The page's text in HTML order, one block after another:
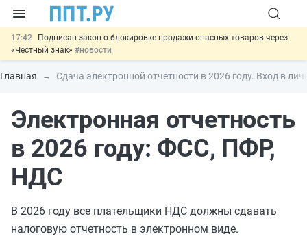
17:42
Подписан закон о блокировке продажи опасных товаров через
«Честный знак» #новости
17:17 Дистанционную работу беременных пропишут в ТК РФ#новости
15:25
счетами#новости
Разработают единые критерии трудовых и ГПХ-
отношений #новости
Главная Сдача электронной отчетности в 2026 году. Вход в
Электронная отчетность
в 2026 году: ФСС, ПФР,
НДС
В 2026 году все плательщики НДС должны сдавать
налоговую отчетность в электронном виде.